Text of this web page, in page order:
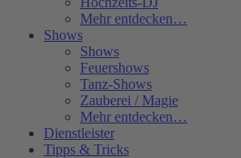
Mehr entdecken…
Shows
Shows
Feuershows
Tanz-Shows
Zauberei / Magie
Mehr entdecken…
Dienstleister
Tipps & Tricks